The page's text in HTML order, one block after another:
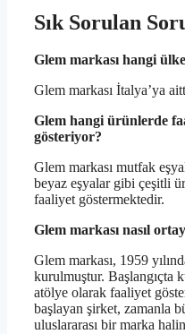
Sık Sorulan
Glem markası hangi
Glem markası İtalya’ya
Glem hangi ürünlerde
gösteriyor?
Glem markası mutfak
beyaz eşyalar gibi çeşitli
faaliyet göstermektedir.
Glem markası nasıl
Glem markası, 1959
kurulmuştur. Başlangıçta
atölye olarak faaliyet
başlayan şirket, zamanla
uluslararası bir marka